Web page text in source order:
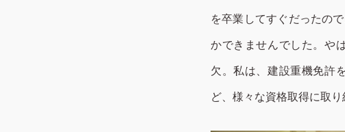
を卒業してすぐだったの
かできませんでした。や
欠。私は、建設重機免許
ど、様々な資格取得に取り